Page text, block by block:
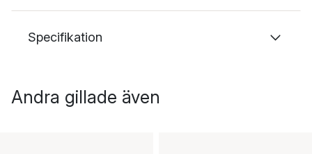
Specifikation
Andra gillade även